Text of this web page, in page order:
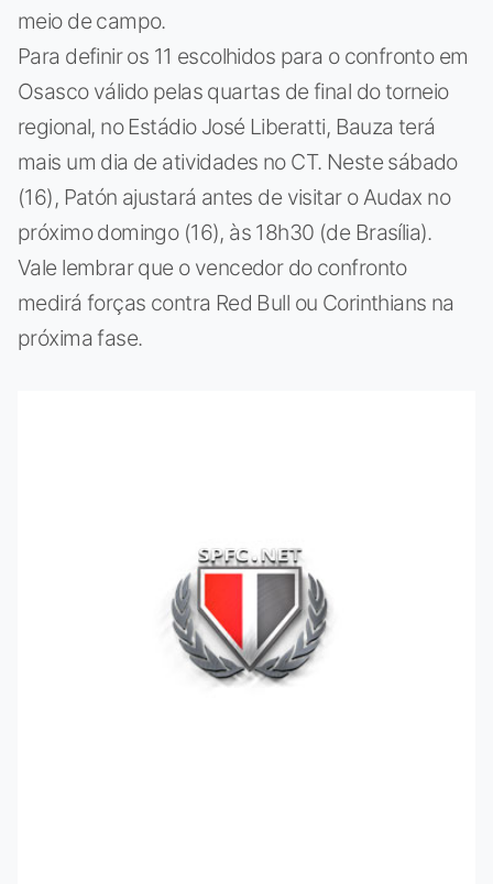
meio de campo.
Para definir os 11 escolhidos para o confronto em
Osasco válido pelas quartas de final do torneio
regional, no Estádio José Liberatti, Bauza terá
mais um dia de atividades no CT. Neste sábado
(16), Patón ajustará antes de visitar o Audax no
próximo domingo (16), às 18h30 (de Brasília).
Vale lembrar que o vencedor do confronto
medirá forças contra Red Bull ou Corinthians na
próxima fase.